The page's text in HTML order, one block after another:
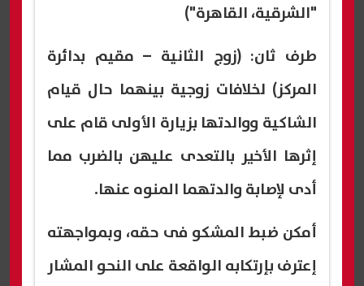
"الشرقية، القاهرة")
طرف ثان: (زوج الثانية – مقيم بدائرة
المركز) لخلافات زوجية بينهما حال قيام
الشاكية ووالدتها بزيارة الأولى قام على
إثرها الأخير بالتعدى عليهن بالضرب مما
أدى لإصابة والدتهما المنوه عنها.
أمكن ضبط المشكو فى حقه، وبمواجهته
إعترف بإرتكابه الواقعة على النحو المشار